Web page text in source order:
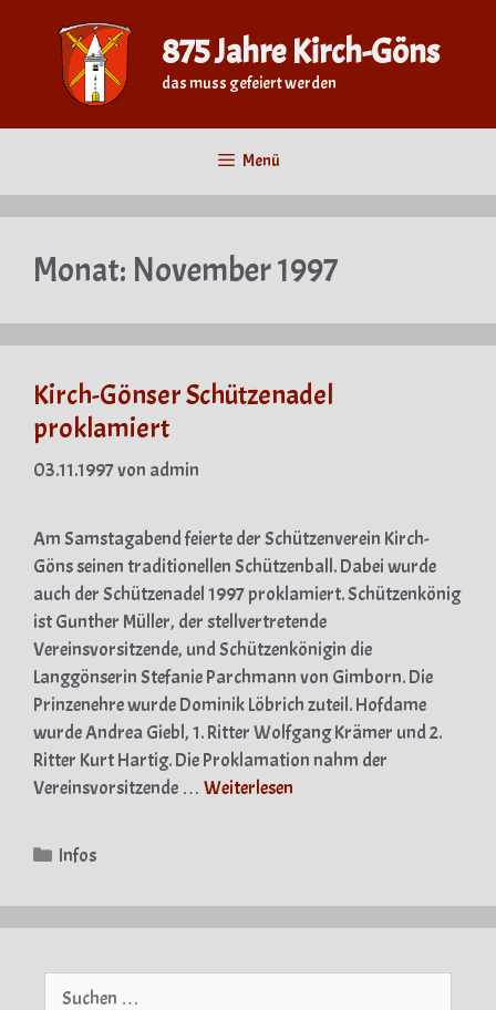
springen
875 Jahre Kirch-Göns
das muss gefeiert werden
Menü
Monat: November 1997
Kirch-Gönser Schützenadel
proklamiert
03.11.1997von admin
Am Samstagabend feierte der Schützenverein Kirch-
Göns seinen traditionellen Schützenball. Dabei wurde
auch der Schützenadel 1997 proklamiert. Schützenkönig
ist Gunther Müller, der stellvertretende
Vereinsvorsitzende, und Schützenkönigin die
Langgönserin Stefanie Parchmann von Gimborn. Die
Prinzenehre wurde Dominik Löbrich zuteil. Hofdame
wurde Andrea Giebl, 1. Ritter Wolfgang Krämer und 2.
Ritter Kurt Hartig. Die Proklamation nahm der
Vereinsvorsitzende … Weiterlesen
Kategorien
Infos
Suche